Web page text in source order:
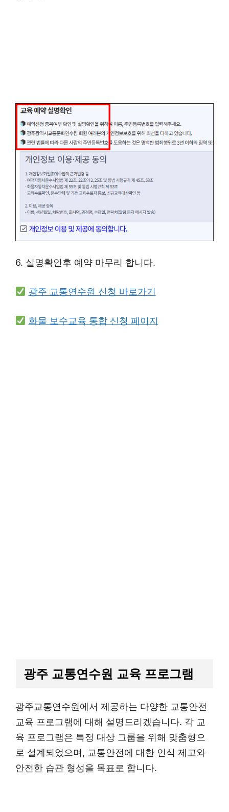
6. 실명확인후 예약 마무리 합니다.
광주 교통연수원 신청 바로가기
화물 보수교육 통합 신청 페이지
광주 교통연수원 교육 프로그램
광주교통연수원에서 제공하는 다양한 교통안전
교육 프로그램에 대해 설명드리겠습니다. 각 교
육 프로그램은 특정 대상 그룹을 위해 맞춤형으
로 설계되었으며, 교통안전에 대한 인식 제고와
안전한 습관 형성을 목표로 합니다.